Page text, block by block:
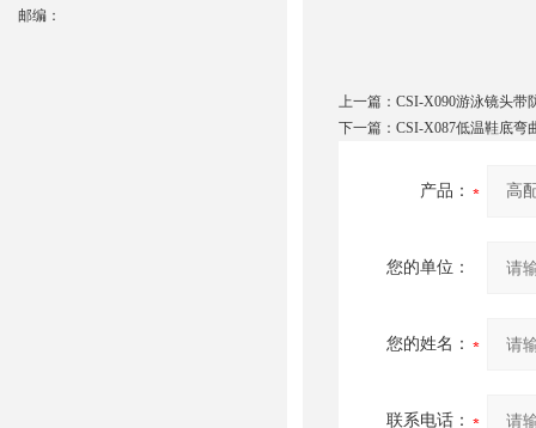
上一篇： CSI-X090游泳镜头带
下一篇： CSI-X087低温鞋底弯
产品：
您的单位：
您的姓名：
联系电话：
邮编：